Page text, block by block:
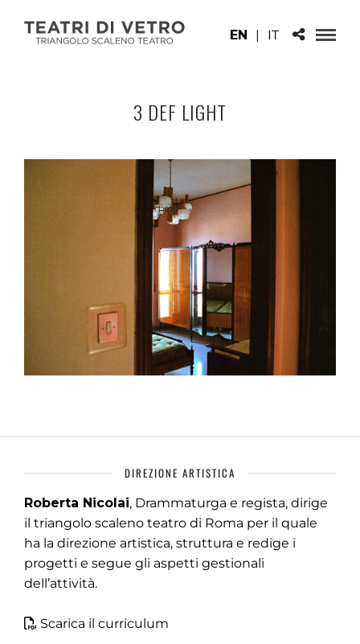
EN | IT
3 DEF LIGHT
DIREZIONE ARTISTICA
Roberta Nicolai, Drammaturga e regista, dirige
il triangolo scaleno teatro di Roma per il quale
ha la direzione artistica, struttura e redige i
progetti e segue gli aspetti gestionali
dell’attività.
Scarica il curriculum